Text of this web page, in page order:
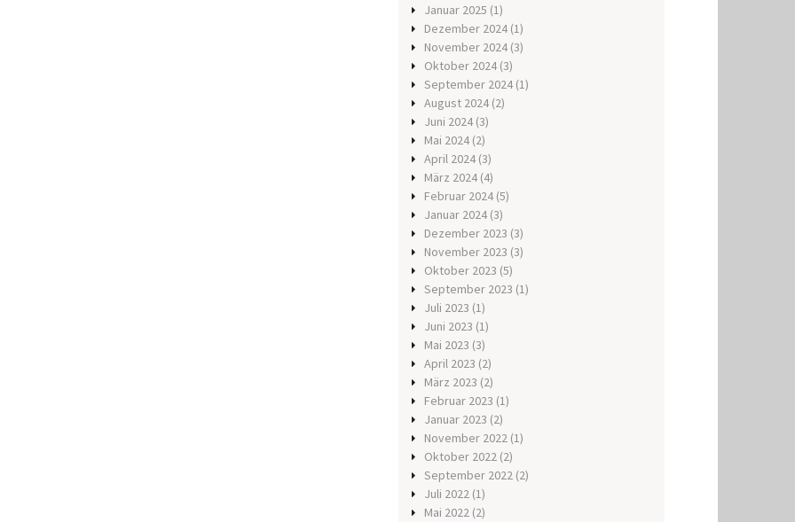
Januar 2025 (1)
Dezember 2024 (1)
November 2024 (3)
Oktober 2024 (3)
September 2024 (1)
August 2024 (2)
Juni 2024 (3)
Mai 2024 (2)
April 2024 (3)
März 2024 (4)
Februar 2024 (5)
Januar 2024 (3)
Dezember 2023 (3)
November 2023 (3)
Oktober 2023 (5)
September 2023 (1)
Juli 2023 (1)
Juni 2023 (1)
Mai 2023 (3)
April 2023 (2)
März 2023 (2)
Februar 2023 (1)
Januar 2023 (2)
November 2022 (1)
Oktober 2022 (2)
September 2022 (2)
Juli 2022 (1)
Mai 2022 (2)